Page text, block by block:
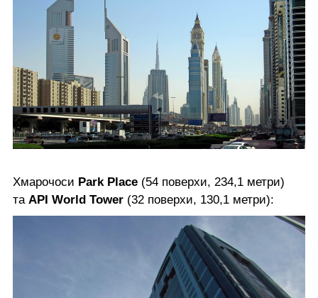
Хмарочоси Park Place (54 поверхи, 234,1 метри)
та API World Tower (32 поверхи, 130,1 метри):